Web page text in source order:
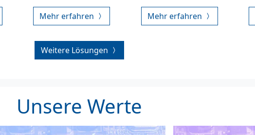
Mehr erfahren Mehr erfahren
Weitere Lösungen
Unsere Werte